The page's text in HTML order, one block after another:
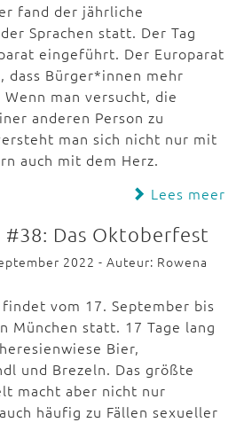
fand der jährliche
Sprachen statt. Der Tag
eingeführt. Der Europarat
dass Bürger*innen mehr
man versucht, die
anderen Person zu
man sich nicht nur mit
auch mit dem Herz.
Lees meer
#38: Das Oktoberfest
2022 - Auteur: Rowena
vom 17. September bis
München statt. 17 Tage lang
Bier,
und Brezeln. Das größte
macht aber nicht nur
häufig zu Fällen sexueller